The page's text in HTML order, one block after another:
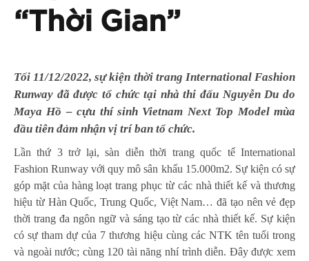
“Thời Gian”
Tối 11/12/2022, sự kiện thời trang International Fashion
Runway đã được tổ chức tại nhà thi đấu Nguyễn Du do
Maya Hồ – cựu thí sinh Vietnam Next Top Model mùa
đầu tiên đảm nhận vị trí ban tổ chức.
Lần thứ 3 trở lại, sàn diễn thời trang quốc tế International
Fashion Runway với quy mô sân khấu 15.000m2. Sự kiện có sự
góp mặt của hàng loạt trang phục từ các nhà thiết kế và thương
hiệu từ Hàn Quốc, Trung Quốc, Việt Nam… đã tạo nên vẻ đẹp
thời trang đa ngôn ngữ và sáng tạo từ các nhà thiết kế. Sự kiện
có sự tham dự của 7 thương hiệu cùng các NTK tên tuổi trong
và ngoài nước; cùng 120 tài năng nhí trình diễn. Đây được xem